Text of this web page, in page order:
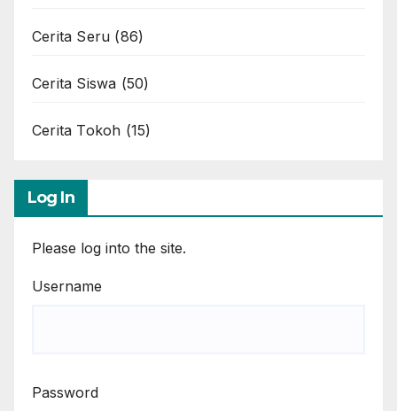
Cerita Seru (86)
Cerita Siswa (50)
Cerita Tokoh (15)
Log In
Please log into the site.
Username
Password